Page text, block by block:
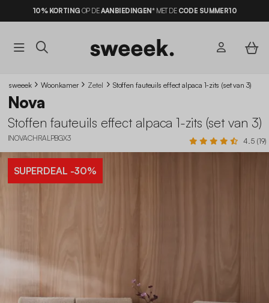
10% KORTING OP DEAANBIEDINGEN* MET DE CODE SUMMER10
sweeek Woonkamer Zetel Stoffen fauteuils effect alpaca 1-zits (set van 3)
Nova
Stoffen fauteuils effect alpaca 1-zits (set van 3)
INOVACHRALPBGX3 4.5 (19)
SUPERDEAL -30%